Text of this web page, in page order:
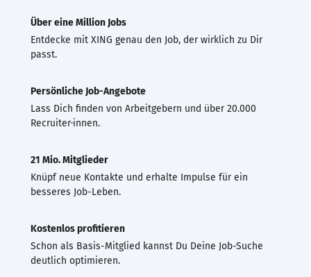
Über eine Million Jobs
Entdecke mit XING genau den Job, der wirklich zu Dir
passt.
Persönliche Job-Angebote
Lass Dich finden von Arbeitgebern und über 20.000
Recruiter·innen.
21 Mio. Mitglieder
Knüpf neue Kontakte und erhalte Impulse für ein
besseres Job-Leben.
Kostenlos profitieren
Schon als Basis-Mitglied kannst Du Deine Job-Suche
deutlich optimieren.